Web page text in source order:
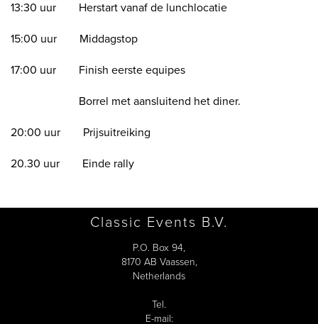
13:30 uur Herstart vanaf de lunchlocatie
15:00 uur Middagstop
17:00 uur Finish eerste equipes
Borrel met aansluitend het diner.
20:00 uur Prijsuitreiking
20.30 uur Einde rally
Classic Events B.V.
P.O. Box 94,
8170 AB Vaassen,
Netherlands
Tel.
E-mail: